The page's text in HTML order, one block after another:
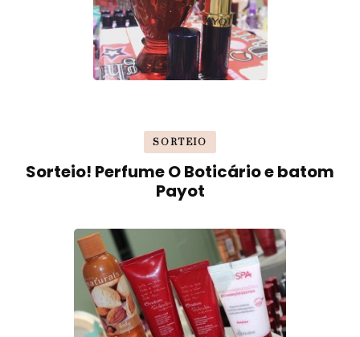
SORTEIO
Sorteio! Perfume O Boticário e batom
Payot